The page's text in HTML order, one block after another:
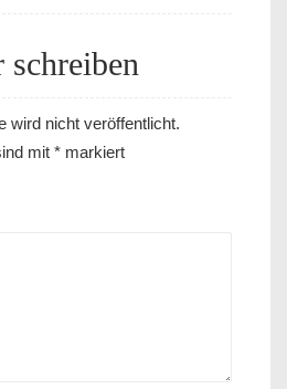
wird nicht veröffentlicht.
mit * markiert